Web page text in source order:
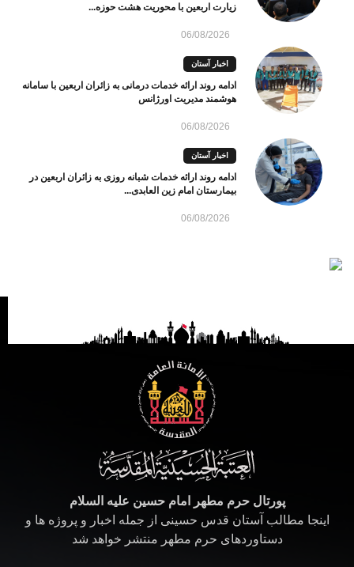
زیارت اربعین با محوریت هشت حوزه...
06/08/2026
اخبار آستان
ادامه روند ارائه خدمات درمانی به زائران اربعین با سامانه
هوشمند مدیریت اورژانس
06/08/2026
اخبار آستان
ادامه روند ارائه خدمات شبانه روزی به زائران اربعین در
بیمارستان امام زین العابدی...
06/08/2026
پورتال حرم مطهر امام حسین علیه السلام
اینجا مطالب آستان قدس حسینی از جمله اخبار و پروژه ها و
دستاوردهای حرم مطهر منتشر خواهد شد